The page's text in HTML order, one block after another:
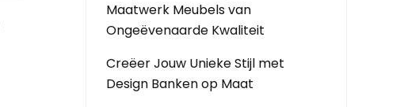
Maatwerk Meubels van
Ongeëvenaarde Kwaliteit
Creëer Jouw Unieke Stijl met
Design Banken op Maat